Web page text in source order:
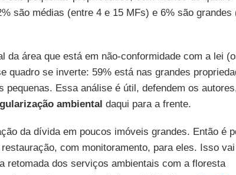
são médias (entre 4 e 15 MFs) e 6% são grandes
da área que está em não-conformidade com a lei
quadro se inverte: 59% está nas grandes
pequenas. Essa análise é útil, defendem os
ambiental daqui para a frente.
da dívida em poucos imóveis grandes. Então é
com monitoramento, para eles. Isso
retomada dos serviços ambientais com a floresta